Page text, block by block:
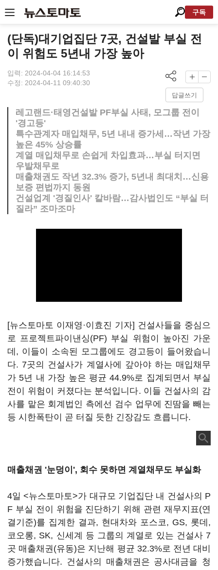
구독
(단독)대기업집단 7곳, 건설발 부실 전
이 위험도 5년내 가장 높아
입력: 2024-04-04 16:14:53
수정: 2024-04-11 09:40:30
답글쓰기
레고랜드·태영건설발 PF부실 사태, 모그룹 전이
'경고등'
특수관계자 매입채무, 5년 내내 증가세…작년 가장
높은 45% 상승률
계열 매입채무로 손쉽게 차입효과…부실 터지면
우발채무로
매출채권도 작년 32.3% 증가, 5년내 최대치…신용
보증 편법까지 동원
건설업계 '경질인사' 칼바람…감사법인도 “부실 터
질라” 조마조마
[뉴스토마토 이재영·이효진 기자] 건설사들을 중심으
로 프로젝트파이낸싱(PF) 부실 위험이 높아진 가운
데, 이들이 소속된 모그룹에도 경고등이 들어왔습니
다. 7곳의 건설사가 계열사에 갚아야 하는 매입채무
가 5년 내 가장 높은 평균 44.9%로 집계되면서 부실
전이 위험이 커졌다는 분석입니다. 이들 건설사의 감
사를 맡은 회계법인 측에선 검수 업무에 진땀을 빼는
등 시한폭탄이 곧 터질 듯한 긴장감도 흐릅니다.
매출채권 '눈덩이', 회수 못하면 계열채무도 부실화
4일 <뉴스토마토>가 대규모 기업집단 내 건설사의 P
F 부실 전이 위험을 진단하기 위해 관련 재무지표(연
결기준)를 집계한 결과, 현대차와 포스코, GS, 롯데,
코오롱, SK, 신세계 등 그룹의 계열로 있는 건설사 7
곳 매출채권(유동)은 지난해 평균 32.3%로 전년 대비
증가했습니다. 건설사의 매출채권은 공사대금을 청